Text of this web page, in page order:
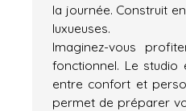
la journée. Construit en
luxueuses.
Imaginez-vous
fonctionnel. Le studio
entre confort et
permet de préparer